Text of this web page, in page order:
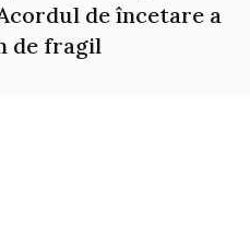
de încetare a
de fragil